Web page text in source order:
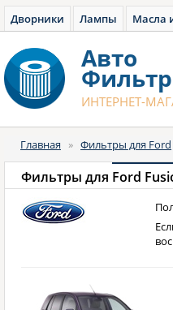
Дворники Лампы Масла
Авто
ИНТЕРНЕТ-
Главная » Фильтры для Ford
Фильтры для Ford